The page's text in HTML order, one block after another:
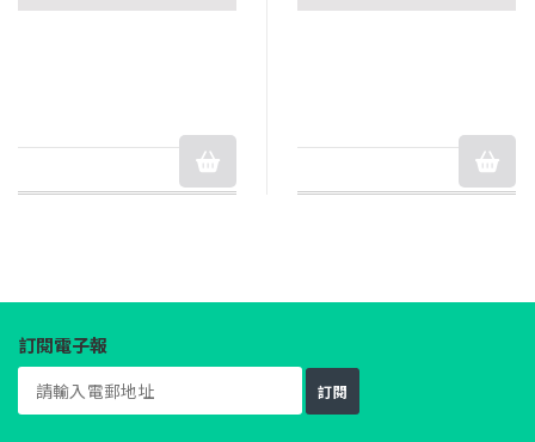
訂閱電子報
訂閱